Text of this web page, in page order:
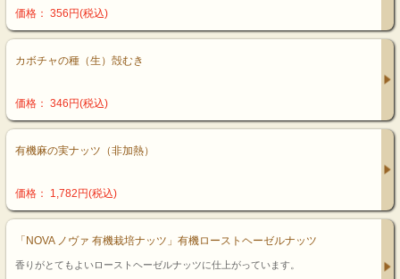
価格： 356円(税込)
カボチャの種（生）殻むき
価格： 346円(税込)
有機麻の実ナッツ（非加熱）
価格： 1,782円(税込)
「NOVA ノヴァ 有機栽培ナッツ」有機ローストヘーゼルナッツ
香りがとてもよいローストヘーゼルナッツに仕上がっています。